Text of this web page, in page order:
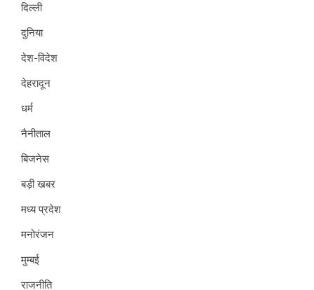
दिल्ली
दुनिया
देश-विदेश
देहरादून
धर्म
नैनीताल
बिजनेस
बड़ी खबर
मध्य प्रदेश
मनोरंजन
मुम्बई
राजनीति